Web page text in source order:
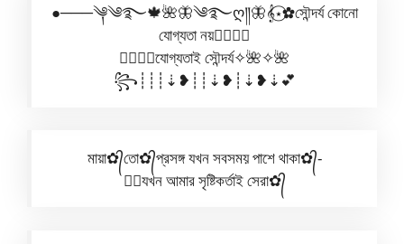
●───༆༄࿐🍁🌺🦋༄࿐ღ༎🦋𝄞⋆⃝✿সৌন্দর্য কোনো
যোগ্যতা নয়✿⃟✺⃟
✿⃟✺⃟যোগ্যতাই সৌন্দর্য✧🌺✧🌺
꧂┊┊┊⇣❥┊┊⇣❥┊⇣❥⇣💕
মায়া✿᭄তো✿᭄প্রসঙ্গ যখন সবসময় পাশে থাকা✿᭄-
✿᭄যখন আমার সৃষ্টিকর্তাই সেরা✿᭄